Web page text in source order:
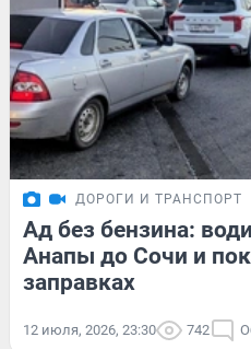
ДОРОГИ И ТРАНСПОРТ
Ад без бензина:
Анапы до Сочи и
заправках
12 июля, 2026, 23:30 742